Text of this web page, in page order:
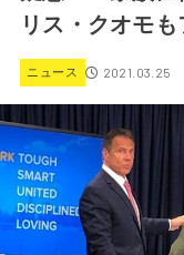
リス・クオモ
ニュース 2021.03.25